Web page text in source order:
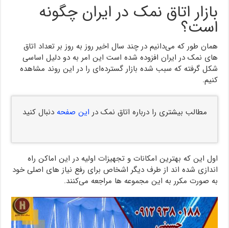
بازار اتاق نمک در ایران چگونه
است؟
همان طور که می‌دانیم در چند سال اخیر روز به روز بر تعداد اتاق
های نمک در ایران افزوده شده است این امر به دو دلیل اساسی
شکل گرفته که سبب شده بازار گسترده‌ای را در این روند مشاهده
کنیم.
مطالب بیشتری را درباره اتاق نمک در این صفحه دنبال کنید
اول این که بهترین امکانات و تجهیزات اولیه در این اماکن راه
اندازی شده اند از طرف دیگر اشخاص برای رفع نیاز های اصلی خود
به صورت مکرر به این مجموعه ها مراجعه می‌کنند.